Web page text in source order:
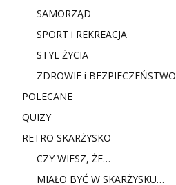
SAMORZĄD
SPORT i REKREACJA
STYL ŻYCIA
ZDROWIE i BEZPIECZEŃSTWO
POLECANE
QUIZY
RETRO SKARŻYSKO
CZY WIESZ, ŻE…
MIAŁO BYĆ W SKARŻYSKU…